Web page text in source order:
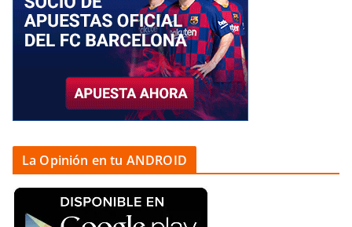
La Opinión en tu ANDROID